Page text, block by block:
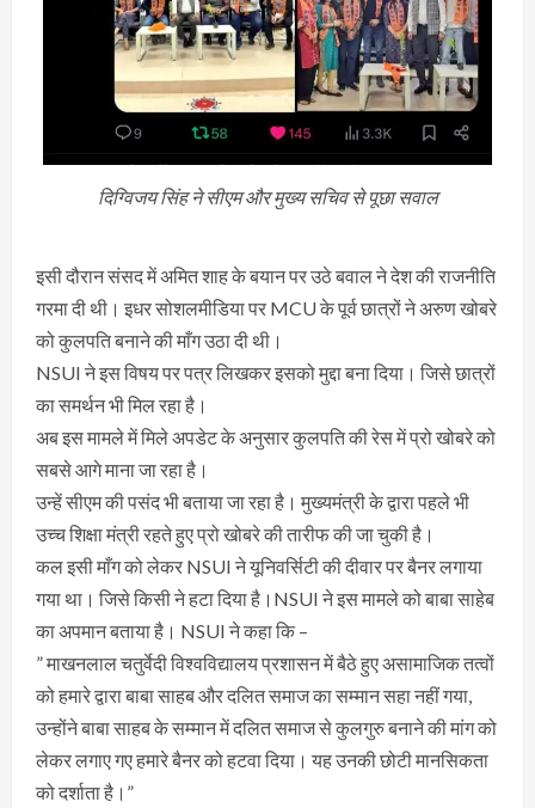
दिग्विजय सिंह ने सीएम और मुख्य सचिव से पूछा सवाल
इसी दौरान संसद में अमित शाह के बयान पर उठे बवाल ने देश की राजनीति
गरमा दी थी। इधर सोशलमीडिया पर MCU के पूर्व छात्रों ने अरुण खोबरे
को कुलपति बनाने की माँग उठा दी थी।
NSUI ने इस विषय पर पत्र लिखकर इसको मुद्दा बना दिया। जिसे छात्रों
का समर्थन भी मिल रहा है।
अब इस मामले में मिले अपडेट के अनुसार कुलपति की रेस में प्रो खोबरे को
सबसे आगे माना जा रहा है।
उन्हें सीएम की पसंद भी बताया जा रहा है। मुख्यमंत्री के द्वारा पहले भी
उच्च शिक्षा मंत्री रहते हुए प्रो खोबरे की तारीफ की जा चुकी है।
कल इसी माँग को लेकर NSUI ने यूनिवर्सिटी की दीवार पर बैनर लगाया
गया था। जिसे किसी ने हटा दिया है।NSUI ने इस मामले को बाबा साहेब
का अपमान बताया है। NSUI ने कहा कि –
” माखनलाल चतुर्वेदी विश्वविद्यालय प्रशासन में बैठे हुए असामाजिक तत्वों
को हमारे द्वारा बाबा साहब और दलित समाज का सम्मान सहा नहीं गया,
उन्होंने बाबा साहब के सम्मान में दलित समाज से कुलगुरु बनाने की मांग को
लेकर लगाए गए हमारे बैनर को हटवा दिया। यह उनकी छोटी मानसिकता
को दर्शाता है।”